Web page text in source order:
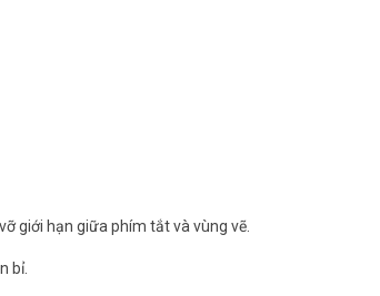
giới hạn giữa phím tắt và vùng vẽ.
bỉ.